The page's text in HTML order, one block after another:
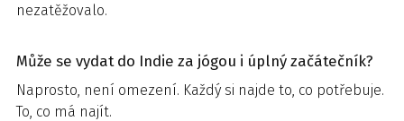
nezatěžovalo.
Může se vydat do Indie za jógou i úplný začátečník?
Naprosto, není omezení. Každý si najde to, co potřebuje.
To, co má najít.